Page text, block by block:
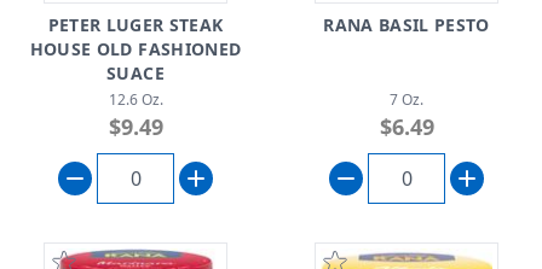
PETER LUGER STEAK
HOUSE OLD FASHIONED
SUACE
12.6 Oz.
$9.49
RANA BASIL PESTO
7 Oz.
$6.49